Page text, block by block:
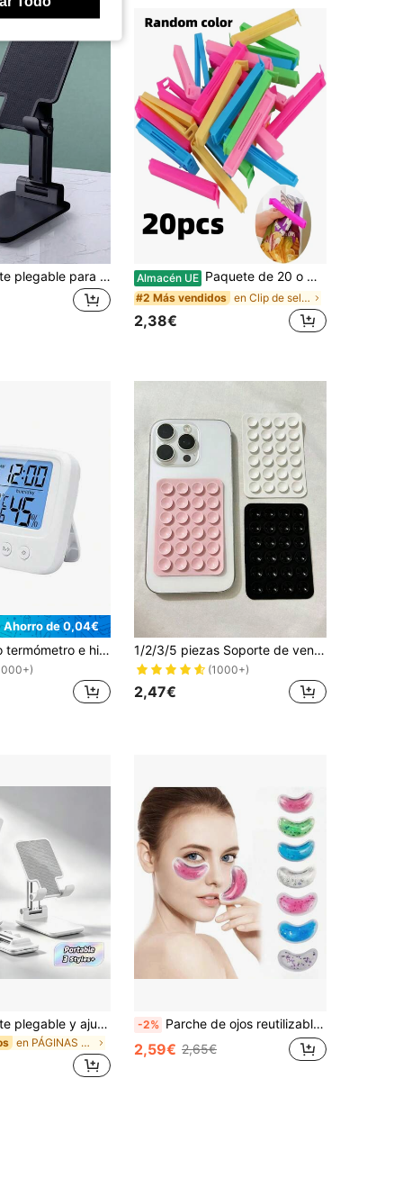
1 pieza Soporte plegable para teléfono de escritorio, compatible con todos los teléfonos inteligentes, accesorio de oficina ideal, adecuado para teléfonos Android, regalo de cumpleaños para familiares y amigos, accesorio para teléfono Almacén UE Paquete de 20 o Multi-Paquete de Clips Portátiles para Sellar Alimentos en Colores Mixtos, Clips a Prueba de Humedad y Herméticos para Preservar Aperitivos, Múltiples Tamaños Disponibles, Esencial para Dormitorio, Viajes, Almacenamiento de Cocina, Organizador de Fiestas de Navidad y Halloween, Ahorro de Espacio
#2 Más vendidos en Clip de sellado
2,38€
Ahorro de 0,04€
1 pieza Nuevo termómetro e higrómetro digital LCD con retroiluminación, monitor electrónico de temperatura y humedad interior, estación meteorológica para el hogar 1/2/3/5 piezas Soporte de ventosa de silicona cuadrada multifunción de 24 orificios para teléfono, ventosa de silicona fuerte que fija el teléfono para evitar caídas, adecuado para grabación de video, selfies y otros escenarios
(1000+)
2,47€
1 pieza Soporte plegable y ajustable para teléfono, soporte portátil de escritorio para teléfono celular y tableta, cuna universal antideslizante y plegable para manos libres, soporte de escritorio para videollamadas y ver películas, accesorio de oficina, regalo tecnológico para Halloween y Navidad
en PÁGINAS Soportes y abrazaderas
-2% Parche de ojos reutilizable de bolsa de hielo en gel, máscara de ojos fría y caliente, enfriamiento físico, calmante de ojos, alivio de la fatiga ocular
2,59€ 2,65€